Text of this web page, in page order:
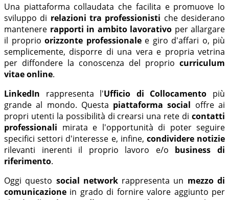
Una piattaforma collaudata che facilita e promuove lo
sviluppo di relazioni tra professionisti che desiderano
mantenere rapporti in ambito lavorativo per allargare
il proprio orizzonte professionalee giro d'affari o, più
semplicemente, disporre di una vera e propria vetrina
per diffondere la conoscenza del proprio curriculum
vitae online.
LinkedIn rappresenta l'Ufficio di Collocamento più
grande al mondo. Questa piattaforma social offre ai
propri utenti la possibilità di crearsi una rete di contatti
professionali mirata e l'opportunità di poter seguire
specifici settori d'interesse e, infine, condividere notizie
rilevanti inerenti il proprio lavoro e/o business di
riferimento.
Oggi questo social networkrappresenta un mezzo di
comunicazione in grado di fornire valore aggiunto per